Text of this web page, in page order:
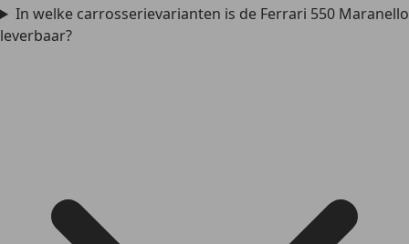
In welke carrosserievarianten is de Ferrari 550 Maranello
leverbaar?